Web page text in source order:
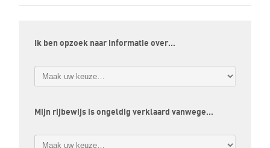
Ik ben opzoek naar informatie over…
Mijn rijbewijs is ongeldig verklaard vanwege…